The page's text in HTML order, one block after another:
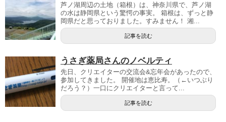
芦ノ湖周辺の土地（箱根）は、神奈川県で、芦ノ湖
の水は静岡県という驚愕の事実。 箱根は、ずっと静
岡県だと思っておりました。すみません！ 湘...
記事を読む
うさぎ薬局さんのノベルティ
先日、クリエイターの交流会&忘年会があったので、
参加してきました。 開催地は恵比寿。（←いつぶり
だろう？）一口にクリエイターと言って...
記事を読む